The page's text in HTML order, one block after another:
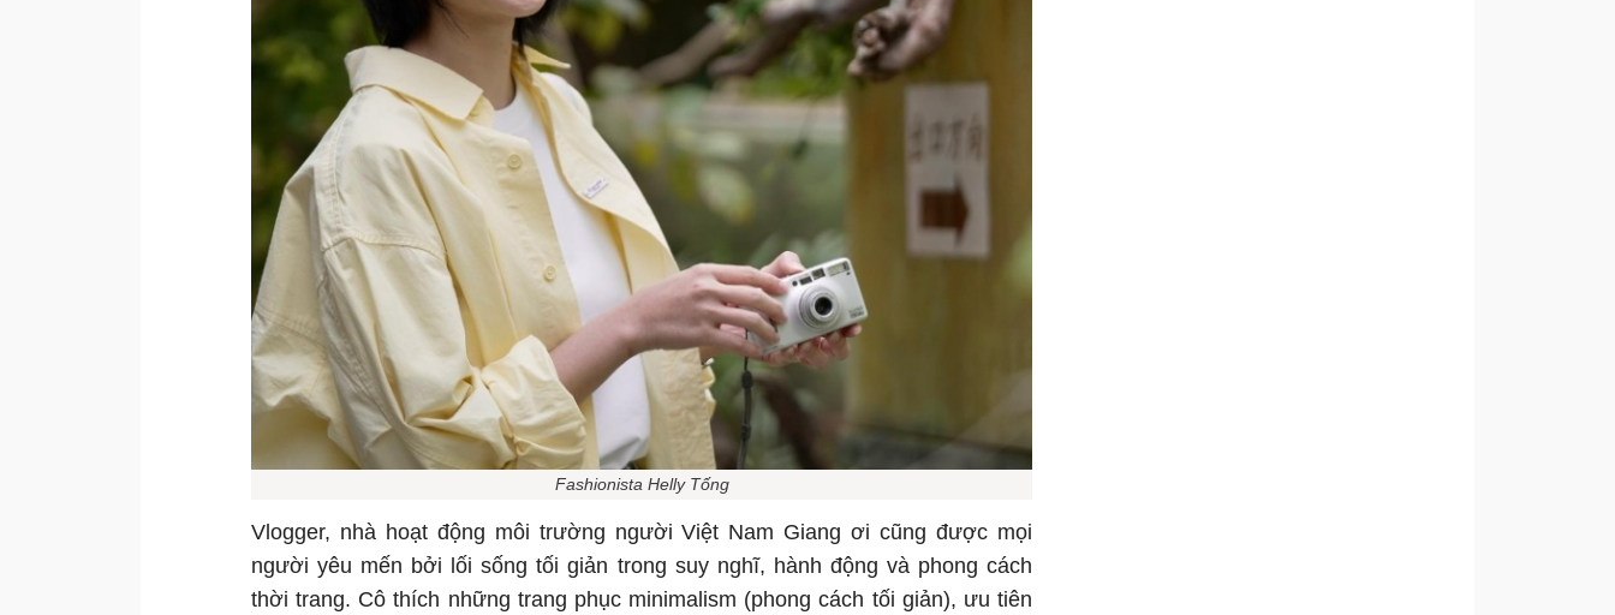
Fashionista Helly Tống
Vlogger, nhà hoạt động môi trường người Việt Nam Giang ơi cũng được mọi
người yêu mến bởi lối sống tối giản trong suy nghĩ, hành động và phong cách
thời trang. Cô thích những trang phục minimalism (phong cách tối giản), ưu tiên